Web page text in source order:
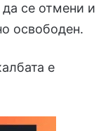
се отмени и
освободен.
е